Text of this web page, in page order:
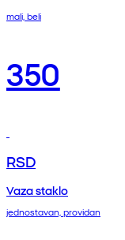
mali, beli
350
RSD
Vaza staklo
jednostavan, providan